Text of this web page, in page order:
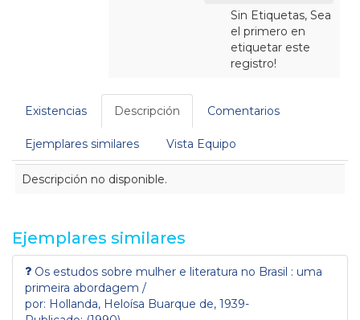
Sin Etiquetas, Sea
el primero en
etiquetar este
registro!
Existencias Descripción Comentarios
Ejemplares similares
Vista Equipo
Descripción
Descripción no disponible.
Ejemplares similares
Os estudos sobre mulher e literatura no Brasil : uma
primeira abordagem /
por: Hollanda, Heloísa Buarque de, 1939-